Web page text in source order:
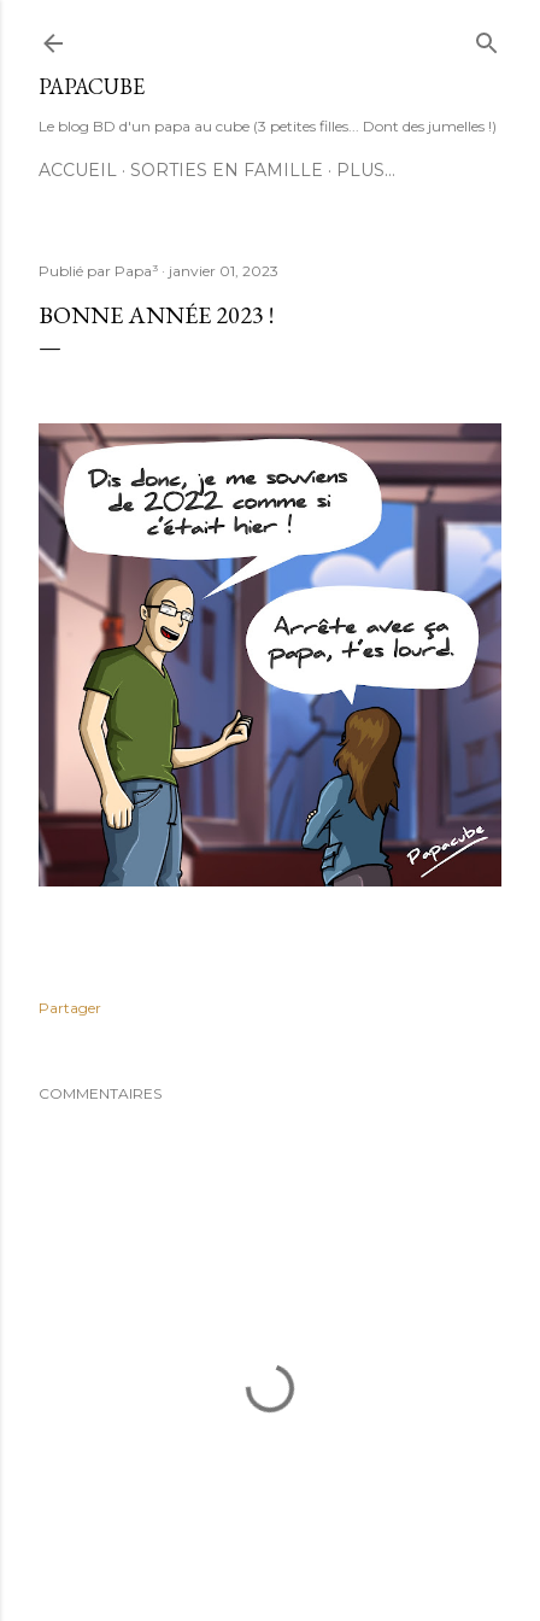
PAPACUBE
Le blog BD d'un papa au cube (3 petites filles... Dont des jumelles !)
ACCUEIL SORTIES EN FAMILLE PLUS…
Publié par Papa³ janvier 01, 2023
BONNE ANNÉE 2023 !
Partager
COMMENTAIRES